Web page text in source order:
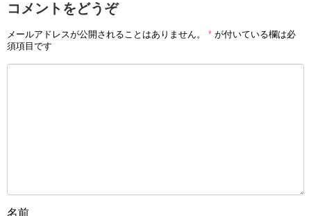
コメントをどうぞ
メールアドレスが公開されることはありません。 * が付いている欄は必
須項目です
名前